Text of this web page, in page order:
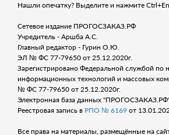
Нашли опечатку? Выделите и нажмите
Сетевое издание ПРОГОСЗАКАЗ.РФ
Учредитель - Аршба А.С.
Главный редактор - Гурин О.Ю.
ЭЛ № ФС 77-79650 от 25.12.2020г.
Зарегистрировано Федеральной службой по
информационных технологий и массовых
№ ФС 77-79650 от 25.12.2020г.
Электронная база данных
Реестровая запись в РПО № 6169 от
Все права на материалы, размещённые на